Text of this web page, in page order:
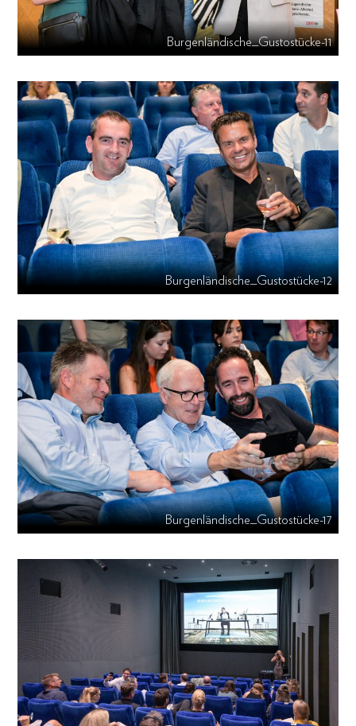
Burgenländische_Gustostücke-11
Burgenländische_Gustostücke-12
Burgenländische_Gustostücke-17